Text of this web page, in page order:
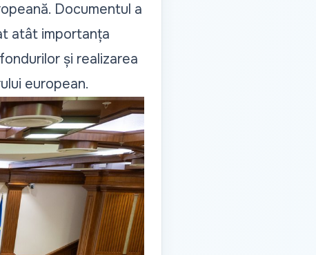
Documentul a
atât importanța
și realizarea
european.